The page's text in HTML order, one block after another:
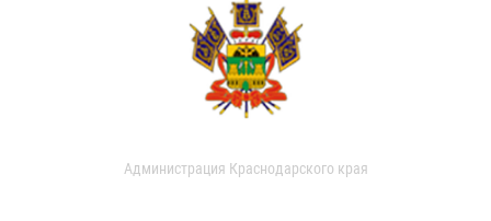
Администрация Краснодарского края